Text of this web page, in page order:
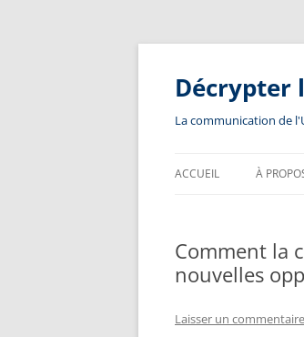
Aller
contenu
Décrypter
La communication de
ACCUEIL À
Comment la
nouvelles
Laisser un commentaire